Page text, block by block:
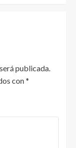
publicada.
con*